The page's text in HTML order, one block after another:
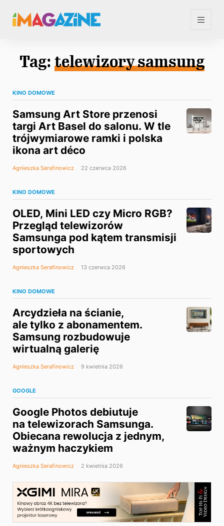
Tag: telewizory samsung
KINO DOMOWE
Samsung Art Store przenosi
targi Art Basel do salonu. W tle
trójwymiarowe ramki i polska
ikona art déco
Agnieszka Serafinowicz 22 czerwca 2026
KINO DOMOWE
OLED, Mini LED czy Micro RGB?
Przegląd telewizorów
Samsunga pod kątem transmisji
sportowych
Agnieszka Serafinowicz 13 czerwca 2026
KINO DOMOWE
Arcydzieła na ścianie,
ale tylko z abonamentem.
Samsung rozbudowuje
wirtualną galerię
Agnieszka Serafinowicz 9 kwietnia 2026
GOOGLE
Google Photos debiutuje
na telewizorach Samsunga.
Obiecana rewolucja z jednym,
ważnym haczykiem
Agnieszka Serafinowicz 2 kwietnia 2026